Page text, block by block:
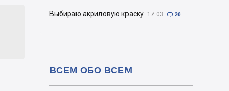
Выбираю акриловую краску 17.03  20
ВСЕМ ОБО ВСЕМ